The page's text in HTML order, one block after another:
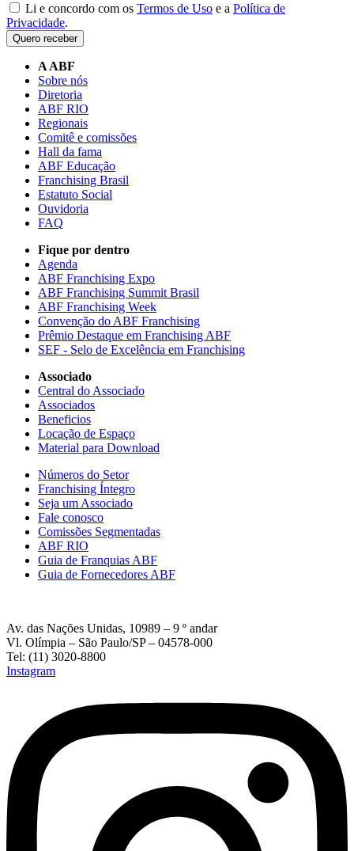
Li e concordo com os Termos de Uso e a Política de
Privacidade.
Quero receber
A ABF
Sobre nós
Diretoria
ABF RIO
Regionais
Comitê e comissões
Hall da fama
ABF Educação
Franchising Brasil
Estatuto Social
Ouvidoria
FAQ
Fique por dentro
Agenda
ABF Franchising Expo
ABF Franchising Summit Brasil
ABF Franchising Week
Convenção do ABF Franchising
Prêmio Destaque em Franchising ABF
SEF - Selo de Excelência em Franchising
Associado
Central do Associado
Associados
Beneficios
Locação de Espaço
Material para Download
Números do Setor
Franchising Íntegro
Seja um Associado
Fale conosco
Comissões Segmentadas
ABF RIO
Guia de Franquias ABF
Guia de Fornecedores ABF
Av. das Nações Unidas, 10989 – 9 º andar
Vl. Olímpia – São Paulo/SP – 04578-000
Tel: (11) 3020-8800
Instagram